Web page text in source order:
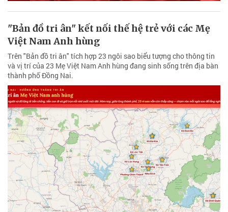
"Bản đồ tri ân" kết nối thế hệ trẻ với các Mẹ
Việt Nam Anh hùng
Trên "Bản đồ tri ân" tích hợp 23 ngôi sao biểu tượng cho thông tin
và vị trí của 23 Mẹ Việt Nam Anh hùng đang sinh sống trên địa bàn
thành phố Đồng Nai.